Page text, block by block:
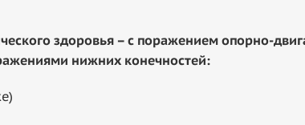
здоровья – с поражением опорно-
нижних конечностей: